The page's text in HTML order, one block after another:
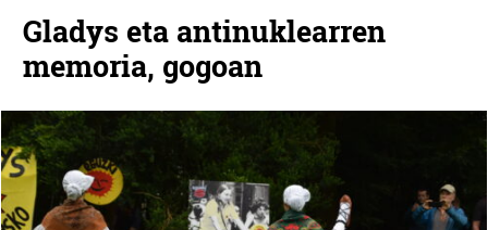
Gladys eta antinuklearren
memoria, gogoan